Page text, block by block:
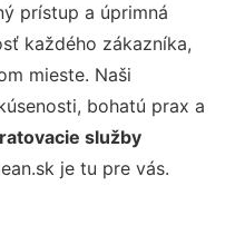
prístup a úprimná
každého zákazníka,
mieste. Naši
bohatú prax a
služby
je tu pre vás.